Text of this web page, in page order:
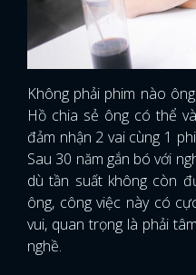
Không phải phim nào
Hồ chia sẻ ông có thể
đảm nhận 2 vai cùng 1
Sau 30 năm gắn bó với
dù tần suất không còn
ông, công việc này có
vui, quan trọng là phải
nghề.